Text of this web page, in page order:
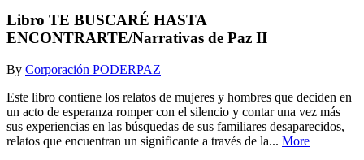
Libro TE BUSCARÉ HASTA
ENCONTRARTE/Narrativas de Paz II
By Corporación PODERPAZ
Este libro contiene los relatos de mujeres y hombres que deciden en
un acto de esperanza romper con el silencio y contar una vez más
sus experiencias en las búsquedas de sus familiares desaparecidos,
relatos que encuentran un significante a través de la... More